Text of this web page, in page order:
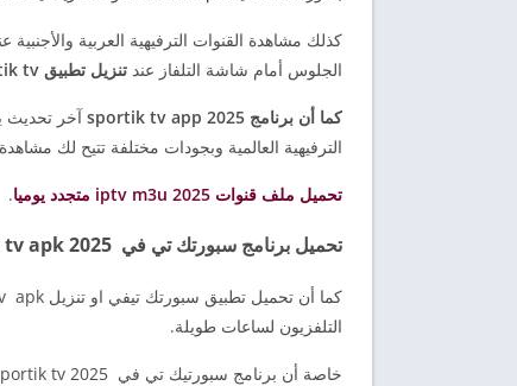
الجلوس أمام شاشة التلفاز عند تنزيل تطبيق sportik tv
كما أن برنامج sportik tv app 2025
آخر تحديث
الترفيهية العالمية وبجودات مختلفة تتيح لك
تحميل ملف قنوات iptv m3u 2025 متجدد يوميا .
تحميل برنامج سبورتك تي في sportik tv apk 2025 التحديث الجديد
التلفزيون لساعات طويلة.